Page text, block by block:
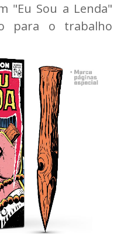
"Eu Sou a Lenda"
para o trabalho